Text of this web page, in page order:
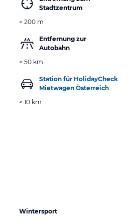
Stadtzentrum
< 200 m
Entfernung zur
Autobahn
< 50 km
Station für HolidayCheck
Mietwagen Österreich
< 10 km
Wintersport